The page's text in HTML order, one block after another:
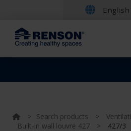
> Search products >
Built-in wall louvre 427
> 427/3